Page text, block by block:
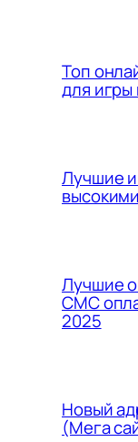
Топ
для игры
Лучшие
Лучшие
СМС
2025
Новый
(Мега